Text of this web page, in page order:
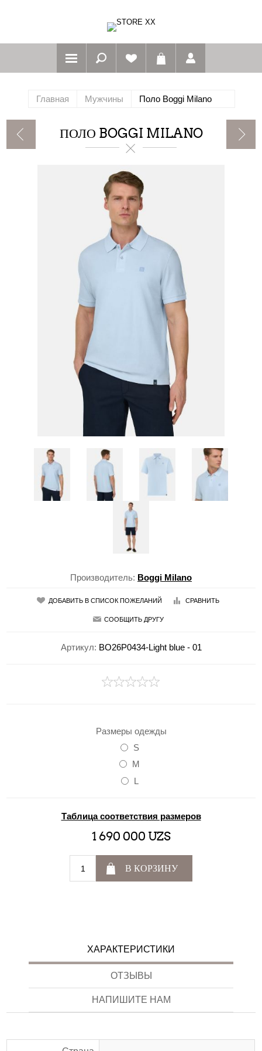
Главная Мужчины Поло Boggi Milano
ПОЛО BOGGI MILANO
Производитель: Boggi Milano
ДОБАВИТЬ В СПИСОК ПОЖЕЛАНИЙ СРАВНИТЬ
СООБЩИТЬ ДРУГУ
Артикул: BO26P0434-Light blue - 01
Размеры одежды
S
M
L
Таблица соответствия размеров
1 690 000 UZS
В КОРЗИНУ
ХАРАКТЕРИСТИКИ
ОТЗЫВЫ
НАПИШИТЕ НАМ